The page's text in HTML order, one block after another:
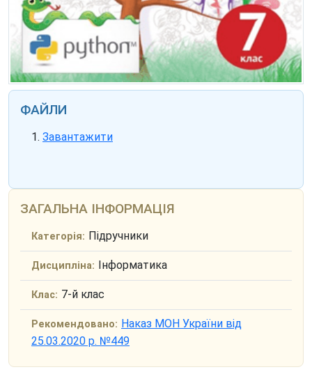
ФАЙЛИ
Завантажити
ЗАГАЛЬНА ІНФОРМАЦІЯ
Категорія: Підручники
Дисципліна: Інформатика
Клас: 7-й клас
Рекомендовано: Наказ МОН України від
25.03.2020 р. №449